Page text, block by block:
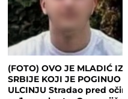
(FOTO) OVO JE MLADIĆ IZ
SRBIJE KOJI JE POGINUO
ULCINJU Stradao pred